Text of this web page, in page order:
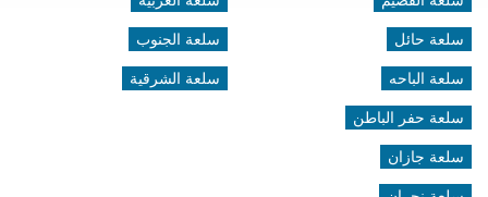
سلعة حائل
سلعة الباحه
سلعة حفر الباطن
سلعة جازان
سلعة الجنوب
سلعة الشرقية